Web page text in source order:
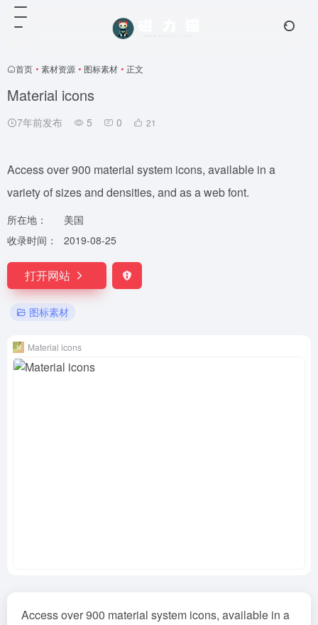
首页 • 素材资源 • 图标素材 • 正文
Material icons
7年前发布 5 0 21
Access over 900 material system icons, available in a
variety of sizes and densities, and as a web font.
所在地：
美国
收录时间：
2019-08-25
打开网站
图标素材
Material icons
Access over 900 material system icons, available in a